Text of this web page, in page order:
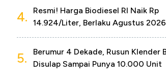
4.
Resmi! Harga Biodiesel RI Naik Rp
14.924/Liter, Berlaku Agustus 2026
5.
Berumur 4 Dekade, Rusun Klender
Disulap Sampai Punya 10.000 Unit